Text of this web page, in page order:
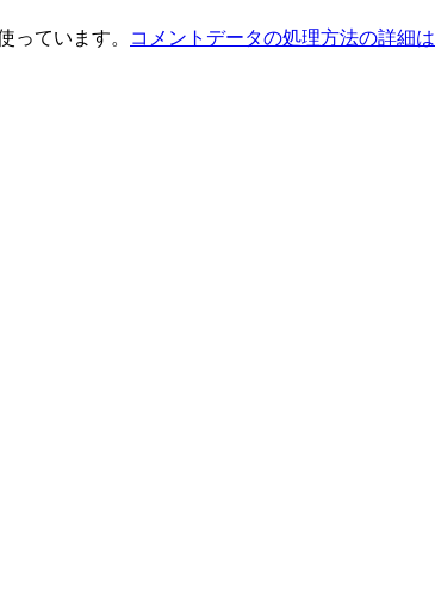
っています。 コメントデータの処理方法の詳細